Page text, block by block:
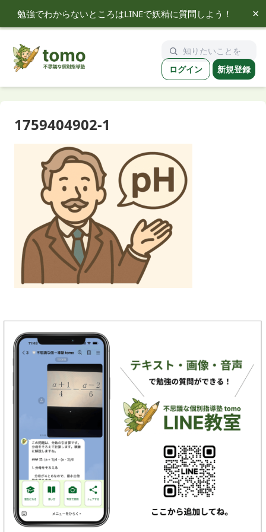
勉強でわからないところはLINEで妖精に質問しよう！ ×
tomo ログイン 新規登録
1759404902-1